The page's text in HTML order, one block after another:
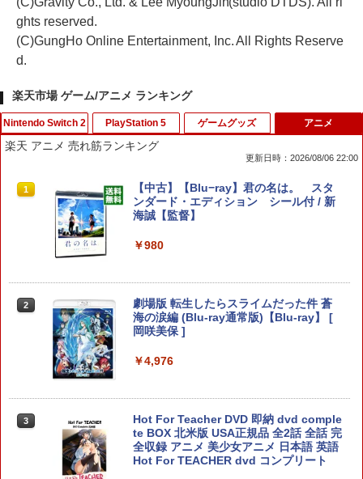
ghts reserved.
(C)GungHo Online Entertainment, Inc. All Rights Reserve
d.
楽天市場 ゲーム/アニメ ランキング
Nintendo Switch 2
1
Nintendo Switch 2 ドンキーコング バ
ナンザ スイッチ2 ゲームソフト 新品 ゲ
ーム パッケージ版
￥7,535
2
【特典】超新時空ゲイム ネプテューヌ∞
Switch2版(【早期購入外付特典】【D
LC】発売記念グッズ付きスタートダッシ
【楽天ブックス限定特典+特典】鬼滅の
刃 ヒノカミ血風譚2 Nintendo Switch 2
Edition ＋ 「無限城編 第一章」キャラク
PlayStation 5
1
【特典】Marvel’s Wolverine(【早期購
入封入特典】DLC)
2
【特典】プロ野球スピリッツ2026(【早
期購入封入特典】DLCチラシ)
3 Beast of Reincarnation 【PS5】
￥7,630
ゲームグッズ
1
【中古】サカつく2002 J.LEAGUEプロ
サッカークラブをつくろう!
2
Switch2 ケース スイッチ2 Nintendo 対
応 スイッチ スイッチツー 名入れ かわい
い ニンテンドースイッチ カバー ポーチ
ト ケーブル 収納可能 ポーチ クリスマス
ギフト クリスマス プレゼント 送料無料
￥1,300
PlayVital Switch 2(2025年モデル) 対応
アニメ
楽天 アニメ 売れ筋ランキング
更新日時：2026/08/06 22:00
1
【中古】【Blu−ray】君の名は。 スタ
ンダード・エディション シール付 / 新
海誠【監督】
￥980
2
劇場版 転生したらスライムだった件 蒼
海の涙編 (Blu-ray通常版)【Blu-ray】 [
岡咲美保 ]
￥4,976
3
Hot For Teacher DVD 即納 dvd comple
te BOX 北米版 USA正規品 全2話 全話 完
全収録 アニメ 美少女アニメ 日本語 英語
Hot For TEACHER dvd コンプリート